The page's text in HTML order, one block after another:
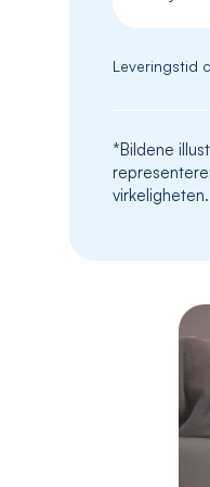
Leveringstid
*Bildene
virkeligheten.